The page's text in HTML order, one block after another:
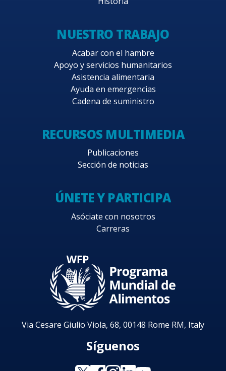
NUESTRO TRABAJO
Acabar con el hambre
Apoyo y servicios humanitarios
Asistencia alimentaria
Ayuda en emergencias
Cadena de suministro
RECURSOS MULTIMEDIA
Publicaciones
Sección de noticias
ÚNETE Y PARTICIPA
Asóciate con nosotros
Carreras
Via Cesare Giulio Viola, 68, 00148 Rome RM, Italy
Síguenos